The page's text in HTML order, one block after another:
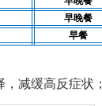
早晚餐
早餐
减缓高反症状；